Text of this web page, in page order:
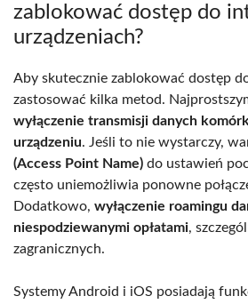
zablokować dostęp do
urządzeniach?
Aby skutecznie zablokować dostęp
zastosować kilka metod.
wyłączenie transmisji danych
urządzeniu. Jeśli to nie wystarczy,
(Access Point Name) do ustawień
często uniemożliwia ponowne
Dodatkowo, wyłączenie roamingu
niespodziewanymi opłatami,
zagranicznych.
Systemy Android i iOS posiadają